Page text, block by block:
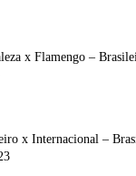
x Flamengo –
x Internacional –